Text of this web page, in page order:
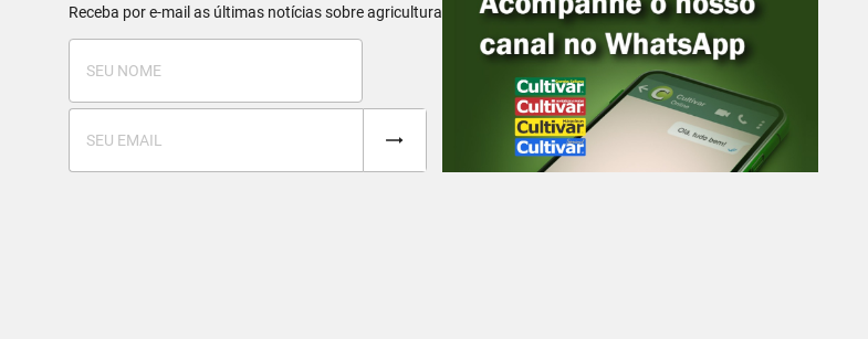
Receba por e-mail as últimas notícias sobre agricultura